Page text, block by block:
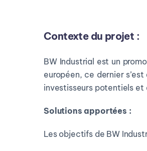
Contexte du projet :
BW Industrial est un
européen, ce dernier
investisseurs potentiels et
Solutions apportées :
Les objectifs de BW